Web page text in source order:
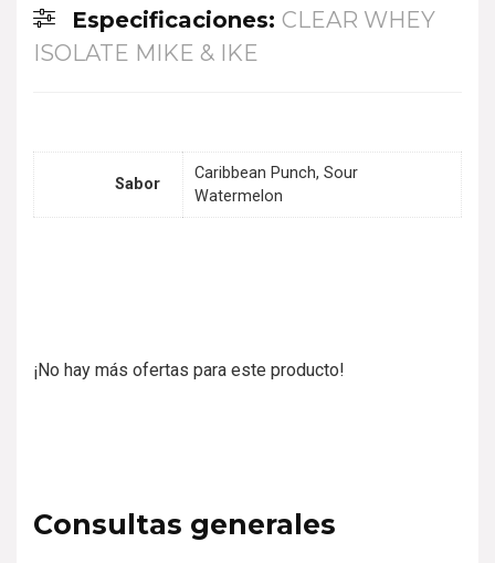
Especificaciones: CLEAR WHEY
ISOLATE MIKE & IKE
Sabor
Caribbean Punch, Sour
Watermelon
¡No hay más ofertas para este producto!
Consultas generales